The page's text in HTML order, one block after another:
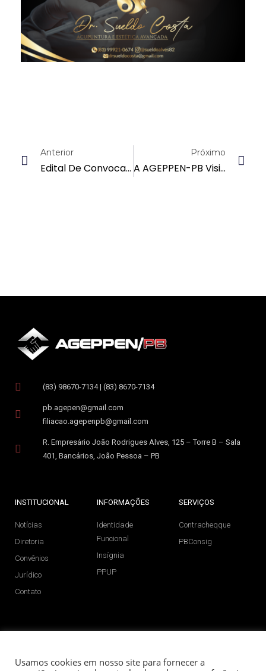
Anterior
Edital De Convocação – Assembleia Geral Extraordinária
Próximo
A AGEPPEN-PB Visita A Assembleia Legislativa Para Obter Informações A Respeito Da Tramitação Do Projeto De Lei 875/2023
(83) 98670-7134 | (83) 8670-7134
pb.agepen@gmail.com
filiacao.agepenpb@gmail.com
R. Empresário João Rodrigues Alves, 125 – Torre B – Sala
401, Bancários, João Pessoa – PB
INSTITUCIONAL
Notícias
Diretoria
Convênios
Jurídico
Contato
INFORMAÇÕES
Identidade
Funcional
Insígnia
PPUP
SERVIÇOS
Contracheqque
PBConsig
Usamos cookies em nosso site para fornecer a